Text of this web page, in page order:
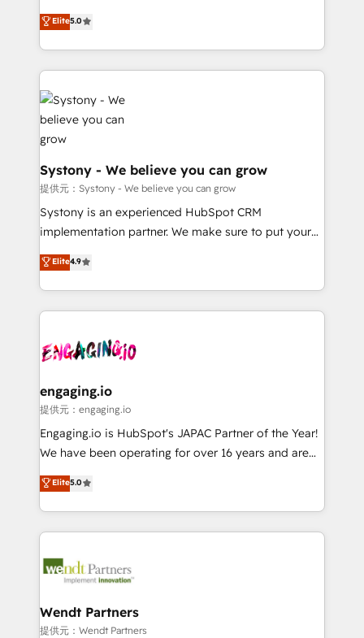
tech global congress). 👉 Ready to scale your
business with HubSpot? Let Cebra’s experts help
helps mid-market revenue teams transform how
they sell, market, and serve. We don't just build your
HubSpot—we teach your team to own it, then stay
to help you keep winning. What We Do ⚙️ CRM
Implementations across Marketing, Sales, Service,
Data & Content 📈 Sales & Marketing Alignment +
Revenue Team Enablement 🤖 Breeze AI & Custom
Agent Creation 🔄 Custom Integrations & Data
Migration Why 1406 We become part of your team.
Your team learns while we build. We fix what others
broke. Built for mid-market reality—practical
solutions that work with your actual headcount and
HubSpot partners 🔄 Top 5% globally in client
retention 📅 8+ years of consistent results since 2017
move beyond spreadsheets into unified systems
that drive real business results.
Elite5.0
Systony - We believe you can grow
提供元：Systony - We believe you can grow
Systony is an experienced HubSpot CRM
implementation partner. We make sure to put your
organization's needs and goals first and think along
with your organization. We are only satisfied once
you are too. Why Systony? - 20+ years of
experience with CRM, Marketing, Sales & Service
Own back-end developers - Complex data
View, SuperOffice) - Custom integrations (e.g. MS
Business Central, Navision, AX, SAP, Exact, AFAS) We
focus on growing B2B companies in the SME sector
such as manufacturing, SaaS, business services and
partner, we know how important user adoption is.
That's why we have developed a step-by-step
technology and people with each other. Together we
strive for optimal customer processes and
Elite4.9
engaging.io
提供元：engaging.io
Engaging.io is HubSpot's JAPAC Partner of the Year!
We have been operating for over 16 years and are
one of HubSpot's most experienced and technically
capable Agency Partners globally. We specialise in
complex CRM migrations, implementations,
integrations, custom CMS portal development,
businesses. Our teams are based in North America
Implementation Certified Partner and we contribute
to their advisory council. We strive to do 'good work
Elite5.0
Wendt Partners
提供元：Wendt Partners